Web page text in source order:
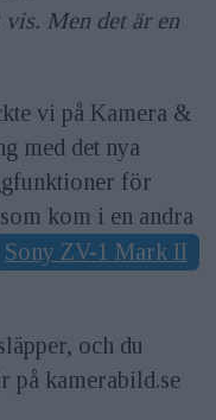
Men det är en
vi på Kamera &
med det nya
för
kom i en andra
Sony ZV-1 Mark II
och du
på kamerabild.se